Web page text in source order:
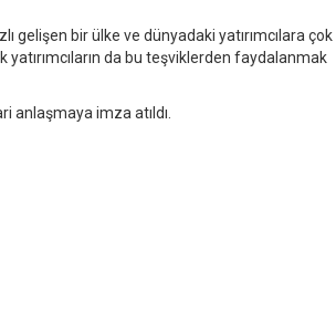
gelişen bir ülke ve dünyadaki yatırımcılara çok
yatırımcıların da bu teşviklerden faydalanmak
anlaşmaya imza atıldı.